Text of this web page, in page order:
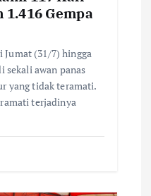
1.416 Gempa
Jumat (31/7) hingga
sekali awan panas
yang tidak teramati.
terjadinya